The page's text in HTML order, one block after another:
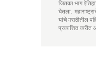
जितका भाग
घेतला.
यांचे मराठीतील
प्रकाशित करीत